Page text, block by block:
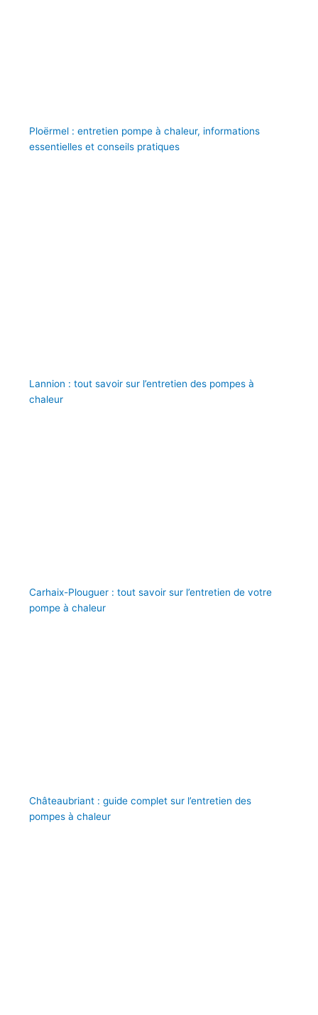
Ploërmel : entretien pompe à chaleur, informations
essentielles et conseils pratiques
Lannion : tout savoir sur l’entretien des pompes à
chaleur
Carhaix-Plouguer : tout savoir sur l’entretien de votre
pompe à chaleur
Châteaubriant : guide complet sur l’entretien des
pompes à chaleur